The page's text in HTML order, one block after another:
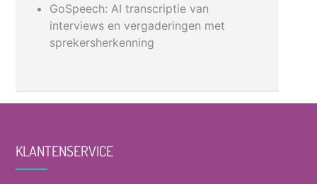
GoSpeech: AI transcriptie van
interviews en vergaderingen met
sprekersherkenning
KLANTENSERVICE